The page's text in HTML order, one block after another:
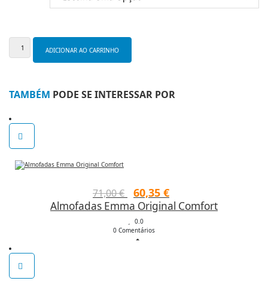
Quantidade
Emma
–
e
ADICIONAR AO CARRINHO
TAMBÉM PODE SE INTERESSAR POR
71,00€
O
preço
original
era:
60,35 €
preço
Almofadas Emma Original Comfort
0.0
0 Comentários